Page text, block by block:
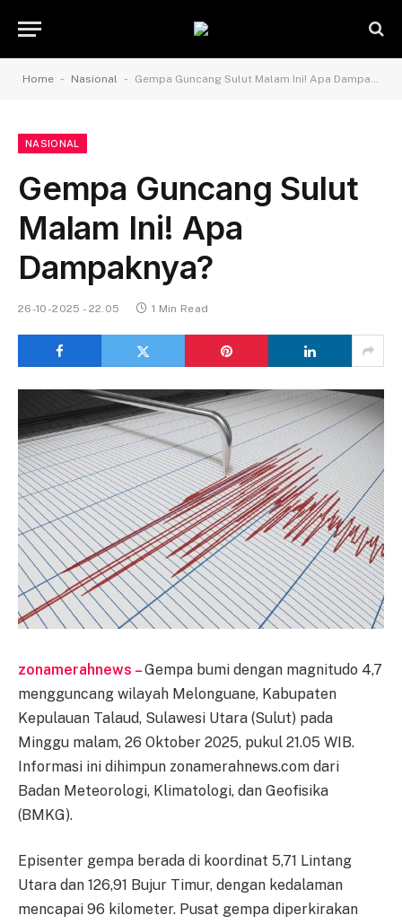
Home - Nasional - Gempa Guncang Sulut Malam Ini! Apa Dampaknya?
NASIONAL
Gempa Guncang Sulut
Malam Ini! Apa
Dampaknya?
26-10-2025 - 22.05 1 Min Read
zonamerahnews –Gempa bumi dengan magnitudo 4,7
mengguncang wilayah Melonguane, Kabupaten
Kepulauan Talaud, Sulawesi Utara (Sulut) pada
Minggu malam, 26 Oktober 2025, pukul 21.05 WIB.
Informasi ini dihimpun zonamerahnews.com dari
Badan Meteorologi, Klimatologi, dan Geofisika
(BMKG).
Episenter gempa berada di koordinat 5,71 Lintang
Utara dan 126,91 Bujur Timur, dengan kedalaman
mencapai 96 kilometer. Pusat gempa diperkirakan